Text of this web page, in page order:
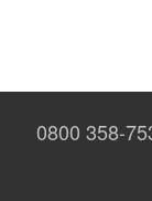
0800 358-